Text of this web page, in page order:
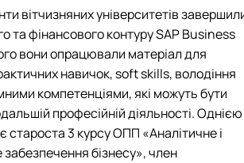
вітчизняних університетів
та фінансового контуруSAP Business
вони опрацювали матеріал для
навичок, soft skills, володіння
компетенціями, які можуть бути
професійній діяльності. Однією
староста 3 курсу ОПП «Аналітичне і
бізнесу», член